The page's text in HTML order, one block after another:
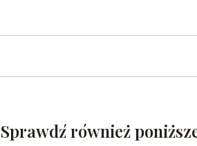
Sprawdź również